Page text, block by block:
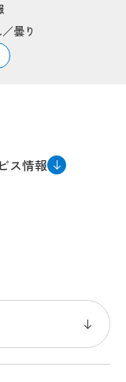
曇り
ス情報